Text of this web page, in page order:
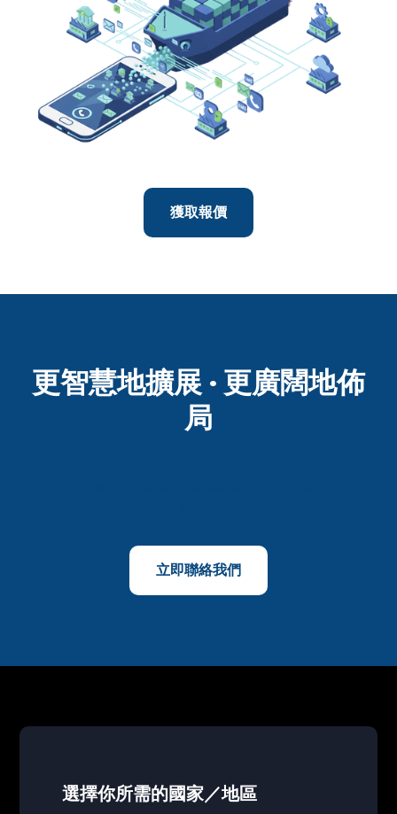
獲取報價
更智慧地擴展 · 更廣闊地佈
局
立即聯絡我們
選擇你所需的國家／地區